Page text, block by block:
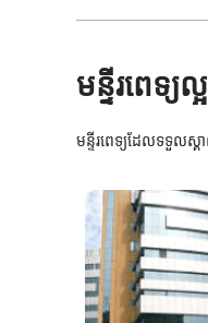
មន្ទីរពេទ្យ
មន្ទីរពេទ្យដែលទទួលស្